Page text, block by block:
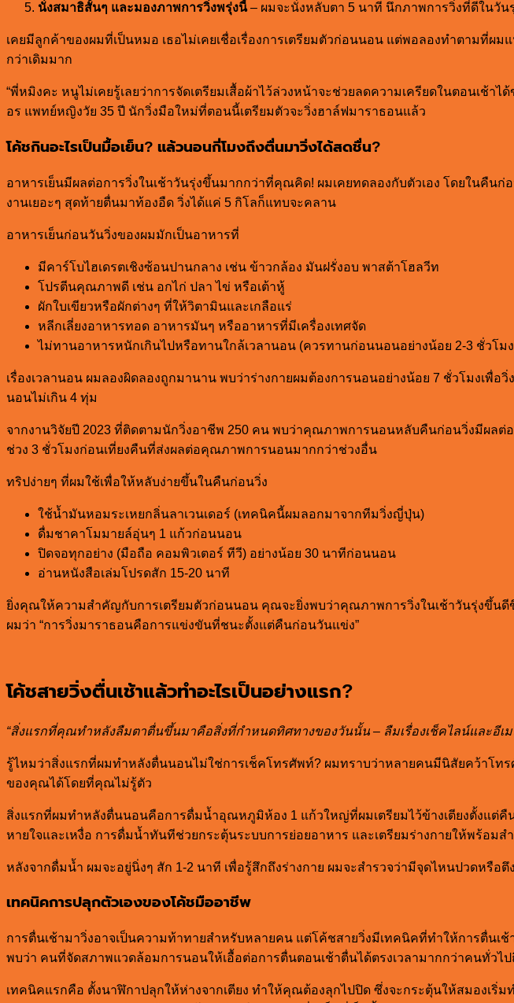
นั่งสมาธิสั้นๆ และมองภาพการวิ่งพรุ่งนี้– ผมจะนั่งหลับตา 5 นาที นึกภาพการวิ่งที่ดีในวัน
เคยมีลูกค้าของผมที่เป็นหมอ เธอไม่เคยเชื่อเรื่องการเตรียมตัวก่อนนอน แต่พอลองทำตามที่ผม
กว่าเดิมมาก
“พี่หมิงคะ หนูไม่เคยรู้เลยว่าการจัดเตรียมเสื้อผ้าไว้ล่วงหน้าจะช่วยลดความเครียดในตอนเช้า
อร แพทย์หญิงวัย 35 ปี นักวิ่งมือใหม่ที่ตอนนี้เตรียมตัวจะวิ่งฮาล์ฟมาราธอนแล้ว
โค้ชกินอะไรเป็นมื้อเย็น? แล้วนอนกี่โมงถึงตื่นมาวิ่งได้สดชื่น?
อาหารเย็นมีผลต่อการวิ่งในเช้าวันรุ่งขึ้นมากกว่าที่คุณคิด! ผมเคยทดลองกับตัวเอง โดยในคืนก่
งานเยอะๆ สุดท้ายตื่นมาท้องอืด วิ่งได้แค่ 5 กิโลก็แทบจะคลาน
อาหารเย็นก่อนวันวิ่งของผมมักเป็นอาหารที่
มีคาร์โบไฮเดรตเชิงซ้อนปานกลาง เช่น ข้าวกล้อง มันฝรั่งอบ พาสต้าโฮลวีท
โปรตีนคุณภาพดี เช่น อกไก่ ปลา ไข่ หรือเต้าหู้
ผักใบเขียวหรือผักต่างๆ ที่ให้วิตามินและเกลือแร่
หลีกเลี่ยงอาหารทอด อาหารมันๆ หรืออาหารที่มีเครื่องเทศจัด
ไม่ทานอาหารหนักเกินไปหรือทานใกล้เวลานอน (ควรทานก่อนนอนอย่างน้อย 2-3 ชั่วโม
เรื่องเวลานอน ผมลองผิดลองถูกมานาน พบว่าร่างกายผมต้องการนอนอย่างน้อย 7 ชั่วโมงเพื่อ
นอนไม่เกิน 4 ทุ่ม
จากงานวิจัยปี 2023 ที่ติดตามนักวิ่งอาชีพ 250 คน พบว่าคุณภาพการนอนหลับคืนก่อนวิ่งมีผลต่อ
ช่วง 3 ชั่วโมงก่อนเที่ยงคืนที่ส่งผลต่อคุณภาพการนอนมากกว่าช่วงอื่น
ทริปง่ายๆ ที่ผมใช้เพื่อให้หลับง่ายขึ้นในคืนก่อนวิ่ง
ใช้น้ำมันหอมระเหยกลิ่นลาเวนเดอร์ (เทคนิคนี้ผมลอกมาจากทีมวิ่งญี่ปุ่น)
ดื่มชาคาโมมายล์อุ่นๆ 1 แก้วก่อนนอน
ปิดจอทุกอย่าง (มือถือ คอมพิวเตอร์ ทีวี) อย่างน้อย 30 นาทีก่อนนอน
อ่านหนังสือเล่มโปรดสัก 15-20 นาที
ยิ่งคุณให้ความสำคัญกับการเตรียมตัวก่อนนอน คุณจะยิ่งพบว่าคุณภาพการวิ่งในเช้าวันรุ่งขึ้น
ผมว่า “การวิ่งมาราธอนคือการแข่งขันที่ชนะตั้งแต่คืนก่อนวันแข่ง”
โค้ชสายวิ่งตื่นเช้าแล้วทำอะไรเป็นอย่างแรก?
“สิ่งแรกที่คุณทำหลังลืมตาตื่นขึ้นมาคือสิ่งที่กำหนดทิศทางของวันนั้น – ลืมเรื่องเช็คไลน์และอีเม
รู้ไหมว่าสิ่งแรกที่ผมทำหลังตื่นนอนไม่ใช่การเช็คโทรศัพท์? ผมทราบว่าหลายคนมีนิสัยคว้าโท
ของคุณได้โดยที่คุณไม่รู้ตัว
สิ่งแรกที่ผมทำหลังตื่นนอนคือการดื่มน้ำอุณหภูมิห้อง 1 แก้วใหญ่ที่ผมเตรียมไว้ข้างเตียงตั้งแต่คื
หายใจและเหงื่อ การดื่มน้ำทันทีช่วยกระตุ้นระบบการย่อยอาหาร และเตรียมร่างกายให้พร้อมส
หลังจากดื่มน้ำ ผมจะอยู่นิ่งๆ สัก 1-2 นาที เพื่อรู้สึกถึงร่างกาย ผมจะสำรวจว่ามีจุดไหนปวดหรือ
เทคนิคการปลุกตัวเองของโค้ชมืออาชีพ
การตื่นเช้ามาวิ่งอาจเป็นความท้าทายสำหรับหลายคน แต่โค้ชสายวิ่งมีเทคนิคที่ทำให้การตื่นเช้า
พบว่า คนที่จัดสภาพแวดล้อมการนอนให้เอื้อต่อการตื่นตอนเช้าตื่นได้ตรงเวลามากกว่าคนทั่วไป
เทคนิคแรกคือ ตั้งนาฬิกาปลุกให้ห่างจากเตียง ทำให้คุณต้องลุกไปปิด ซึ่งจะกระตุ้นให้สมองเริ่